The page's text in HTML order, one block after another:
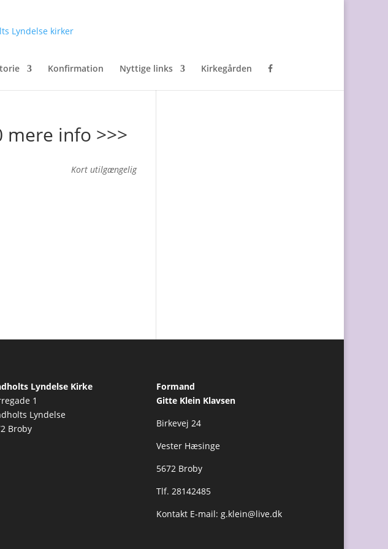
Konfirmation Nyttige links Kirkegården
mere info >>>
Kort utilgængelig
Lyndelse Kirke
1
Lyndelse
Broby
Formand
Gitte Klein Klavsen
Birkevej 24
Vester Hæsinge
5672 Broby
Tlf. 28142485
Kontakt E-mail: g.klein@live.dk